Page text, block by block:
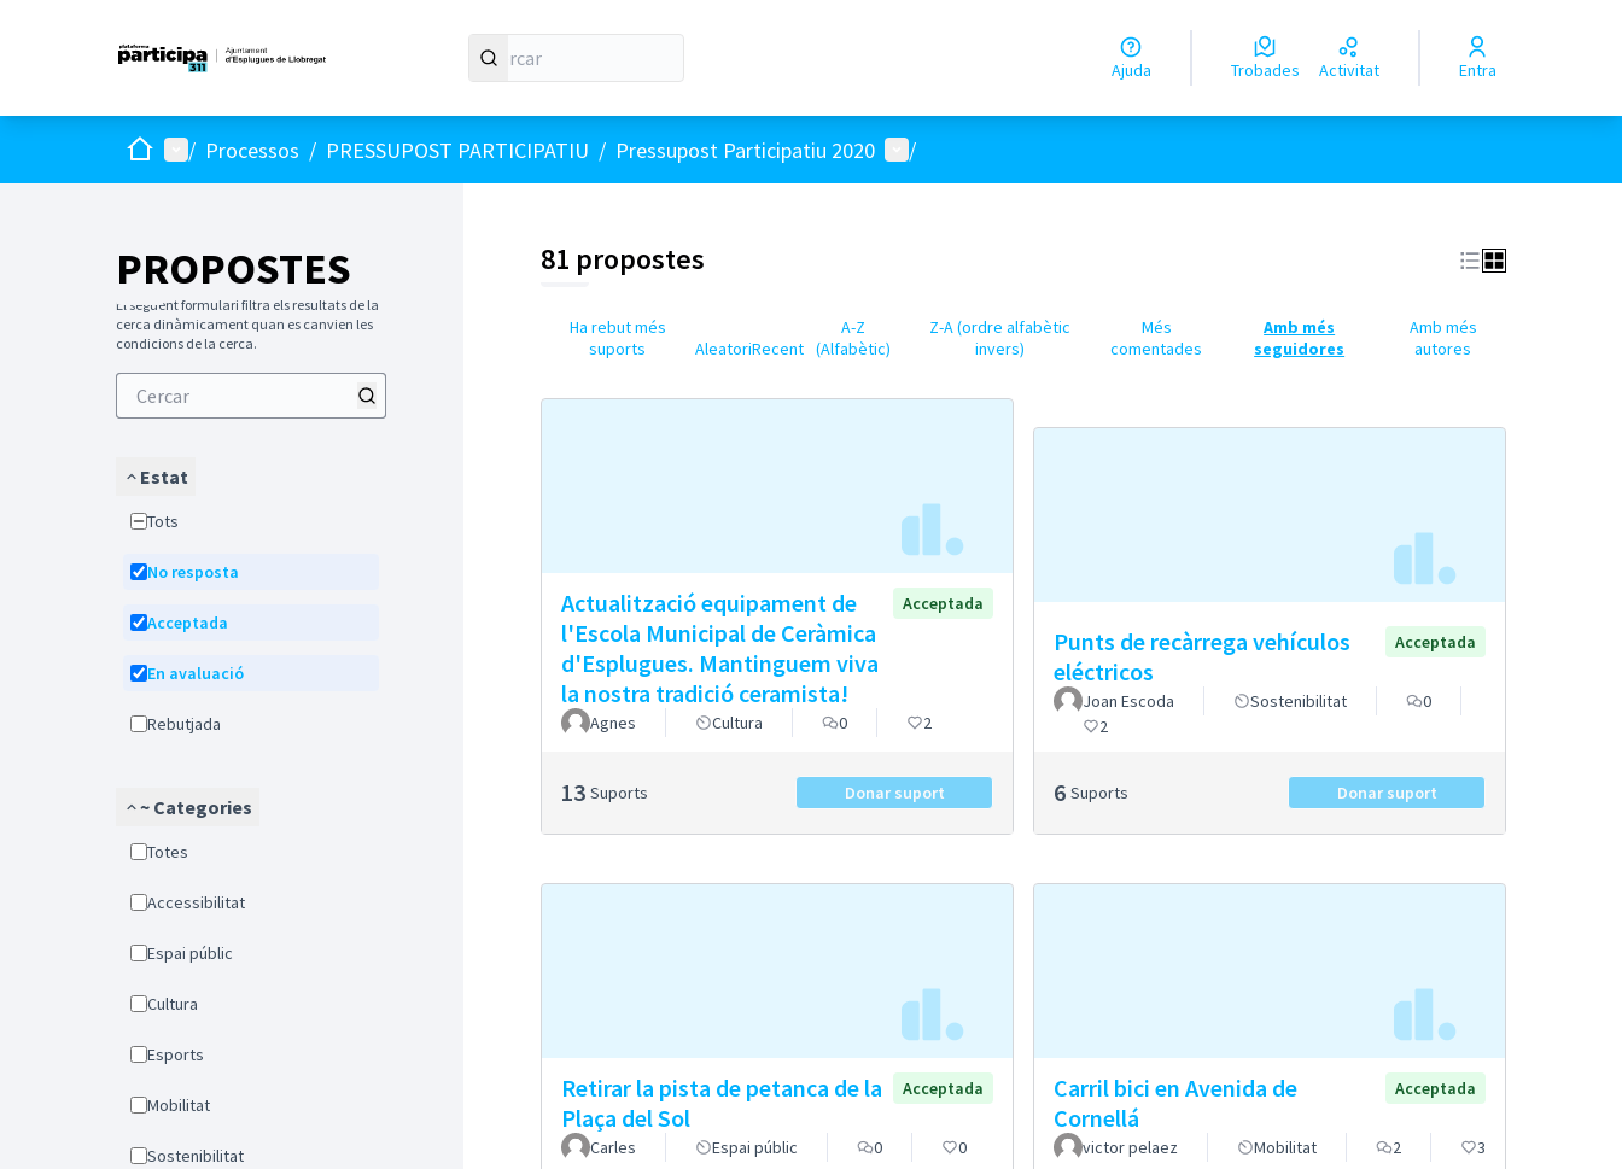
Ajuda Trobades Activitat Entra
Inici Menú principal
/ Processos / PRESSUPOST PARTICIPATIU / Pressupost Participatiu 2020 Menú d'usuari
/
PROPOSTES
El següent formulari filtra els resultats de la
cerca dinàmicament quan es canvien les
condicions de la cerca.
Estat
Tots
No resposta
Acceptada
En avaluació
Rebutjada
~ Categories
Totes
Accessibilitat
Espai públic
Cultura
Esports
Mobilitat
Sostenibilitat
81 propostes
Ha rebut més
suports
AleatoriRecent
A-Z
(Alfabètic)
Z-A (ordre alfabètic
invers)
Més
comentades
Amb més
seguidores
Amb més
autores
Actualització equipament de
l'Escola Municipal de Ceràmica
d'Esplugues. Mantinguem viva
la nostra tradició ceramista!
Acceptada
Agnes Cultura 0 2
13 Suports Donar suport
Punts de recàrrega vehículos
eléctricos
Acceptada
Joan Escoda Sostenibilitat
0
2
6 Suports Donar suport
Retirar la pista de petanca de la
Plaça del Sol
Acceptada
Carles Espai públic 0 0
Carril bici en Avenida de
Cornellá
Acceptada
victor pelaez Mobilitat 2 3